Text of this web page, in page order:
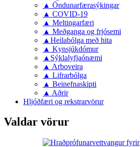
▲ Öndunarfærasýkingar
▲ COVID-19
▲ Meltingarfæri
▲ Meðganga og frjósemi
▲Heilabólga með hita
▲ Kynsjúkdómur
▲Sýklalyfjaónæmi
▲ Arboveira
▲ Lifrarbólga
▲ Beinefnaskipti
▲ Aðrir
Hljóðfæri og rekstrarvörur
Valdar vörur